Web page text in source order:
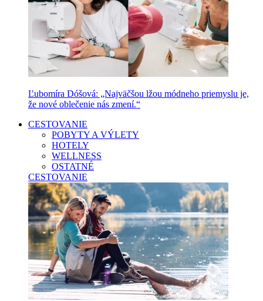
Ľubomíra Dóšová: „Najväčšou lžou módneho priemyslu je,
že nové oblečenie nás zmení.“
CESTOVANIE
POBYTY A VÝLETY
HOTELY
WELLNESS
OSTATNÉ
CESTOVANIE